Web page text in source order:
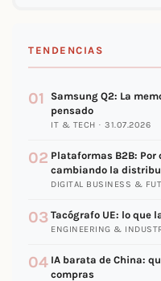
TENDENCIAS
01
Samsung Q2: La
pensado
IT & TECH · 31.07.2026
02 Plataformas B2B: Por
cambiando la
DIGITAL BUSINESS &
03 Tacógrafo UE: lo que
ENGINEERING &
04 IA barata de China:
compras